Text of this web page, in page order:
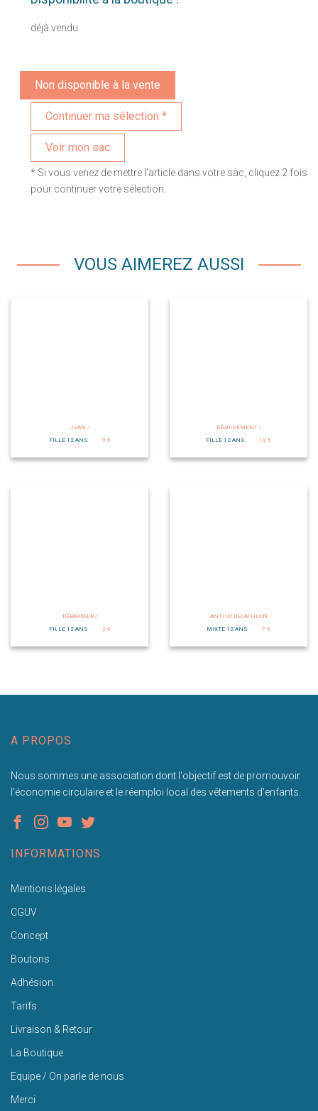
déjà vendu
Non disponible à la vente
Voir mon sac
* Si vous venez de mettre l'article dans votre sac, cliquez 2 fois
pour continuer votre sélection.
VOUS AIMEREZ AUSSI
JEAN /
FILLE 12 ANS
9 €
DÉGUISEMENT /
FILLE 12 ANS
12 €
DÉBARDEUR /
FILLE 12 ANS
2 €
ANTI UV DECATHLON
MIXTE 12 ANS
7 €
A PROPOS
Nous sommes une association dont l'objectif est de promouvoir
l'économie circulaire et le réemploi local des vêtements d'enfants.
INFORMATIONS
Mentions légales
CGUV
Concept
Boutons
Adhésion
Tarifs
Livraison & Retour
La Boutique
Equipe / On parle de nous
Merci